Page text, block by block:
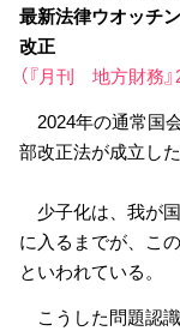
最新法律ウオッチ
改正
（『月刊 地方財務
2024年の通常国
部改正法が成立した
少子化は、我が
に入るまでが、こ
といわれている。
こうした問題認